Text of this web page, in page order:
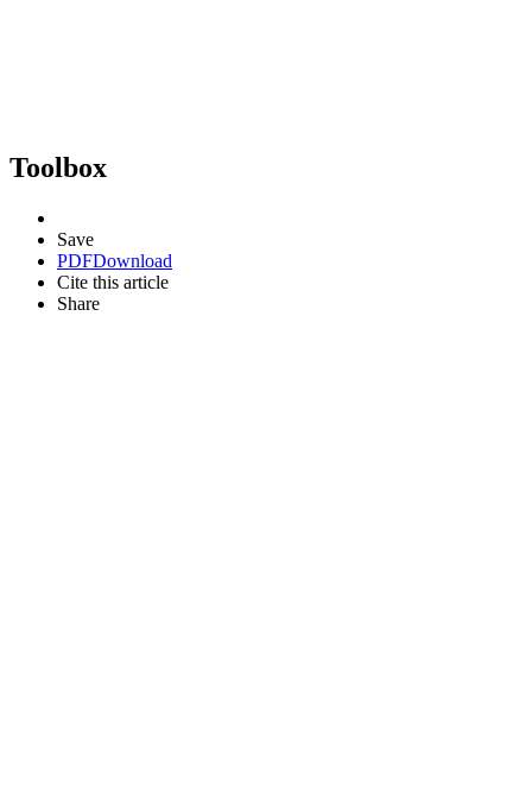
Toolbox
Save
PDFDownload
Cite this article
Share